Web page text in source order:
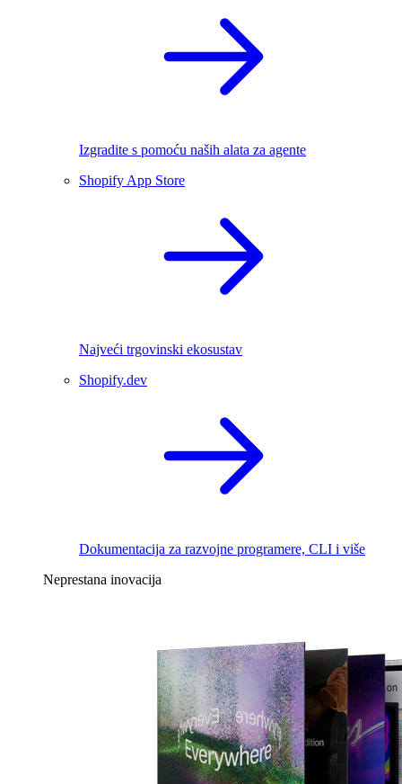
Izgradite s pomoću naših alata za agente
Shopify App Store
Najveći trgovinski ekosustav
Shopify.dev
Dokumentacija za razvojne programere, CLI i više
Neprestana inovacija